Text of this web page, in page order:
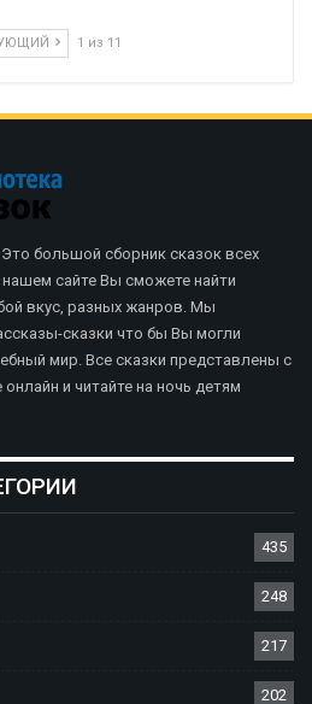
1 из 11
большой сборник сказок всех
сайте Вы сможете найти
вкус, разных жанров. Мы
сказки что бы Вы могли
мир. Все сказки представлены с
и читайте на ночь детям
435
248
217
202